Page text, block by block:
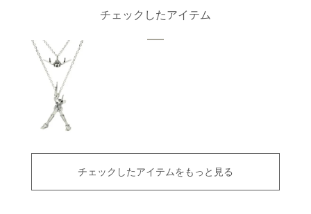
チェックしたアイテム
チェックしたアイテムをもっと見る